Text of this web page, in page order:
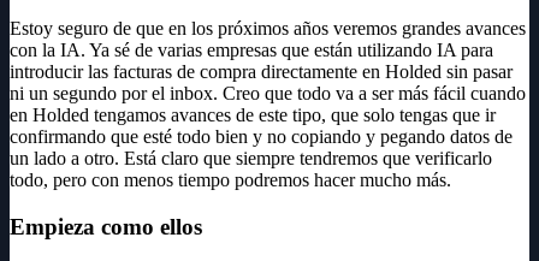
Estoy seguro de que en los próximos años veremos grandes avances
con la IA. Ya sé de varias empresas que están utilizando IA para
introducir las facturas de compra directamente en Holded sin pasar
ni un segundo por el inbox. Creo que todo va a ser más fácil cuando
en Holded tengamos avances de este tipo, que solo tengas que ir
confirmando que esté todo bien y no copiando y pegando datos de
un lado a otro. Está claro que siempre tendremos que verificarlo
todo, pero con menos tiempo podremos hacer mucho más.
Empieza como ellos